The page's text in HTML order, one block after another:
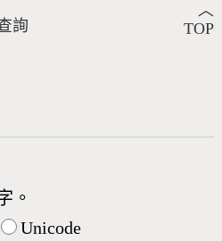
轉碼Web Service
具
︿
TOP
詢
。
Unicode